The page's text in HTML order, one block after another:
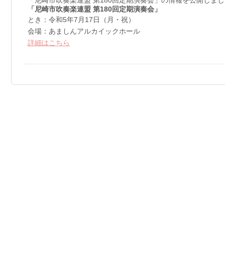
「尼崎市吹奏楽連盟 第180回定期演奏会」
とき：令和5年7月17日（月・祝）
会場：あましんアルカイックホール
詳細はこちら